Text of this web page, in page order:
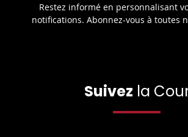
Restez informé en personnalisant
notifications. Abonnez-vous à toutes
Suivez la